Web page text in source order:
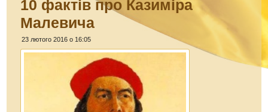
10 фактів про Казиміра
Малевича
23 лютого 2016 о 16:05